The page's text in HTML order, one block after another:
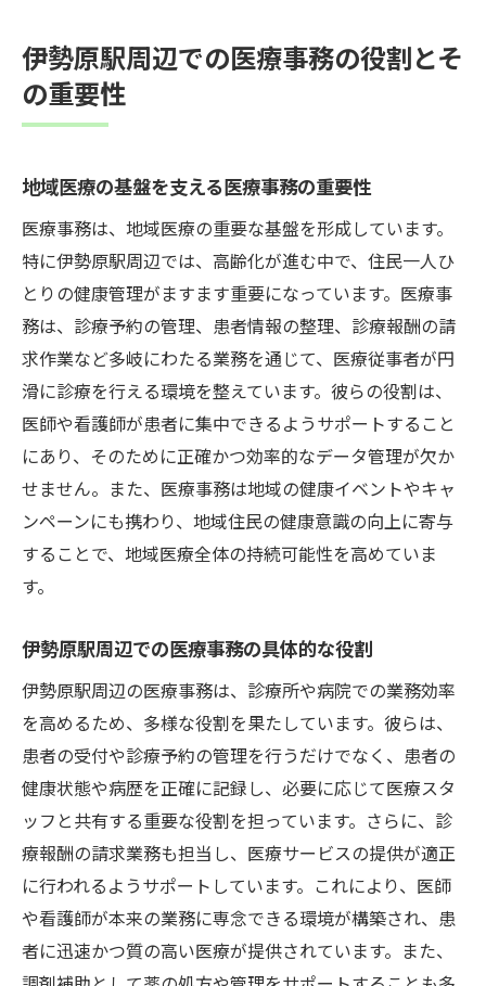
伊勢原駅周辺での医療事務の役割とそ
の重要性
地域医療の基盤を支える医療事務の重要性
医療事務は、地域医療の重要な基盤を形成しています。
特に伊勢原駅周辺では、高齢化が進む中で、住民一人ひ
とりの健康管理がますます重要になっています。医療事
務は、診療予約の管理、患者情報の整理、診療報酬の請
求作業など多岐にわたる業務を通じて、医療従事者が円
滑に診療を行える環境を整えています。彼らの役割は、
医師や看護師が患者に集中できるようサポートすること
にあり、そのために正確かつ効率的なデータ管理が欠か
せません。また、医療事務は地域の健康イベントやキャ
ンペーンにも携わり、地域住民の健康意識の向上に寄与
することで、地域医療全体の持続可能性を高めていま
す。
伊勢原駅周辺での医療事務の具体的な役割
伊勢原駅周辺の医療事務は、診療所や病院での業務効率
を高めるため、多様な役割を果たしています。彼らは、
患者の受付や診療予約の管理を行うだけでなく、患者の
健康状態や病歴を正確に記録し、必要に応じて医療スタ
ッフと共有する重要な役割を担っています。さらに、診
療報酬の請求業務も担当し、医療サービスの提供が適正
に行われるようサポートしています。これにより、医師
や看護師が本来の業務に専念できる環境が構築され、患
者に迅速かつ質の高い医療が提供されています。また、